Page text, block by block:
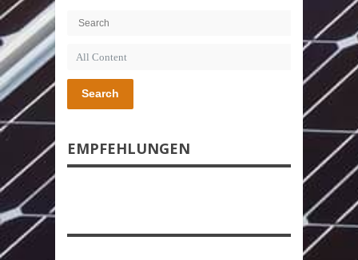
Search
EMPFEHLUNGEN